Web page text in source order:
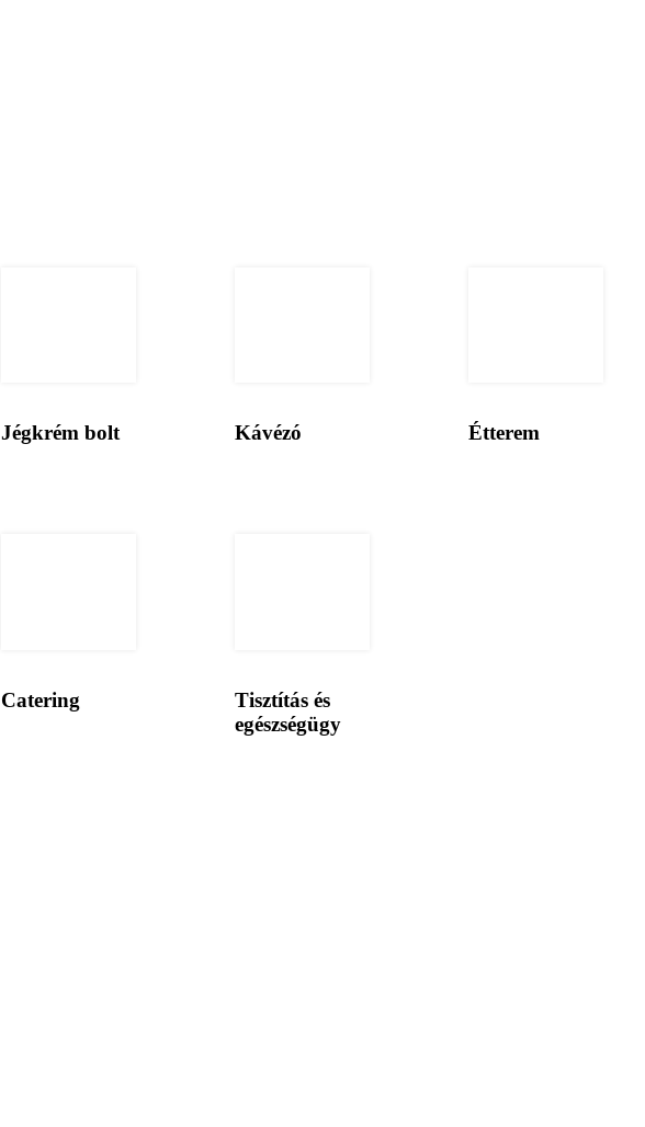
Jégkrém bolt Kávézó Étterem
Catering
Tisztítás és
egészségügy